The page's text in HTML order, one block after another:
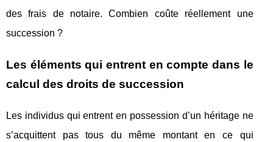
des frais de notaire. Combien coûte réellement une
succession ?
Les éléments qui entrent en compte dans le
calcul des droits de succession
Les individus qui entrent en possession d’un héritage ne
s’acquittent pas tous du même montant en ce qui